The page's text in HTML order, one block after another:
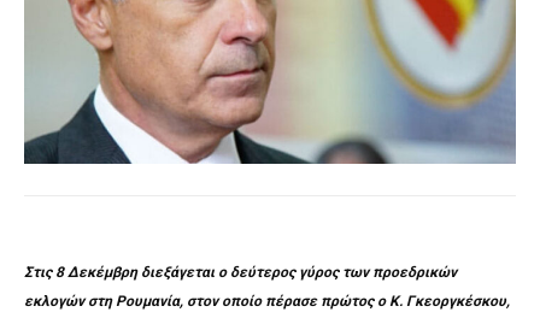
Στις 8 Δεκέμβρη διεξάγεται ο δεύτερος γύρος των προεδρικών
εκλογών στη Ρουμανία, στον οποίο πέρασε πρώτος ο Κ. Γκεοργκέσκου,